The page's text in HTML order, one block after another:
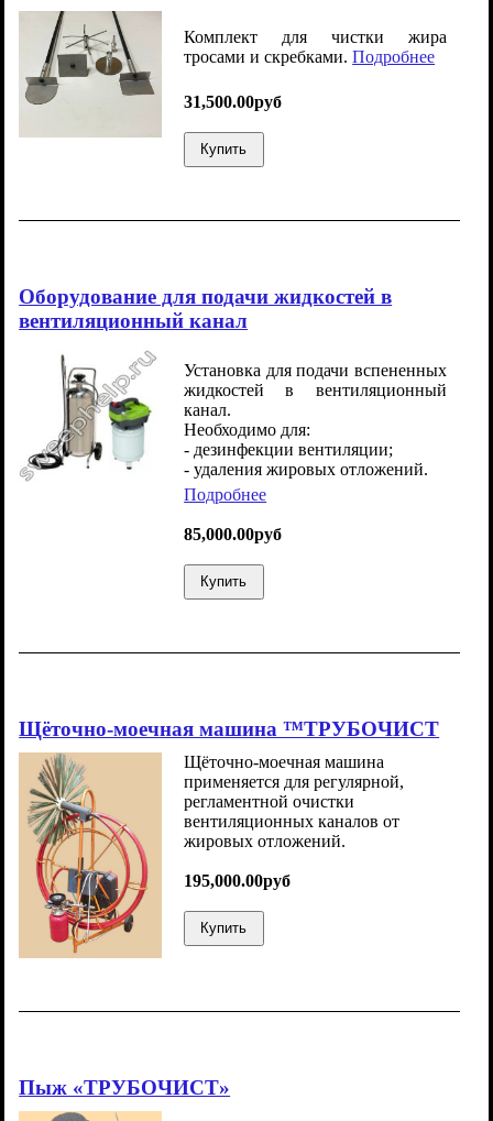
Комплект для чистки жира
тросами и скребками.Подробнее
31,500.00руб
Купить
Оборудование для подачи жидкостей в
вентиляционный канал
Установка для подачи вспененных
жидкостей в вентиляционный
канал.
Необходимо для:
- дезинфекции вентиляции;
- удаления жировых отложений.
Подробнее
85,000.00руб
Купить
Щёточно-моечная машина ™ТРУБОЧИСТ
Щёточно-моечная машина
применяется для регулярной,
регламентной очистки
вентиляционных каналов от
жировых отложений.
195,000.00руб
Купить
Пыж «ТРУБОЧИСТ»